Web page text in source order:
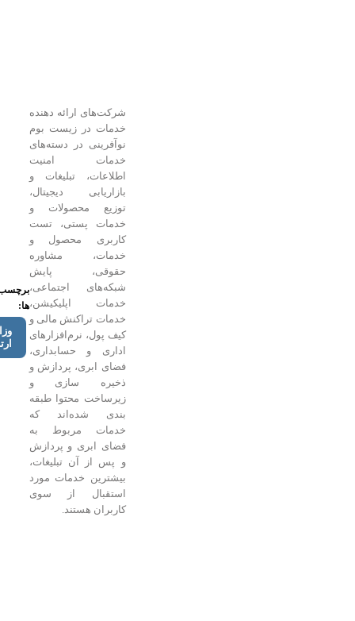
شرکت‌های ارائه دهنده
خدمات در زیست بوم
نوآفرینی در دسته‌های
خدمات امنیت
اطلاعات، تبلیغات و
بازاریابی دیجیتال،
توزیع محصولات و
خدمات پستی، تست
کاربری محصول و
خدمات، مشاوره
حقوقی، پایش
شبکه‌های اجتماعی،
خدمات اپلیکیشن،
خدمات تراکنش مالی و
کیف پول، نرم‌افزارهای
اداری و حسابداری،
فضای ابری، پردازش و
ذخیره سازی و
زیرساخت محتوا طبقه
بندی شده‌اند که
خدمات مربوط به
فضای ابری و پردازش
و پس از آن تبلیغات،
بیشترین خدمات مورد
استقبال از سوی
کاربران هستند.
برچسب
ها:
وزارت
ارتباطات